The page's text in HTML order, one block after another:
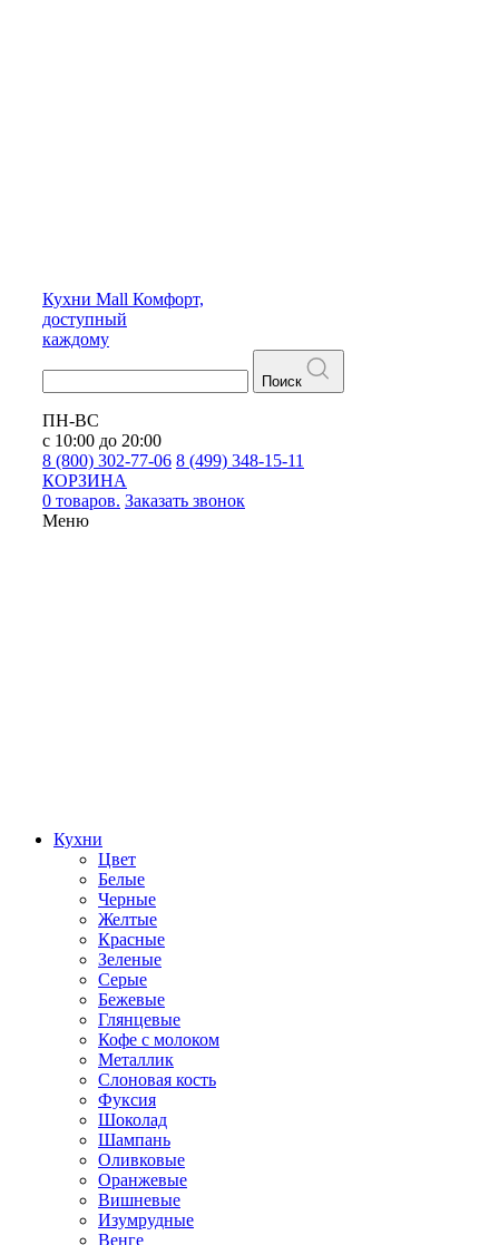
Кухни Mall Комфорт,
доступный
каждому
Поиск
ПН-ВС
с 10:00 до 20:00
8 (800) 302-77-06 8 (499) 348-15-11
КОРЗИНА
0 товаров. Заказать звонок
Меню
Кухни
Цвет
Белые
Черные
Желтые
Красные
Зеленые
Серые
Бежевые
Глянцевые
Кофе с молоком
Металлик
Слоновая кость
Фуксия
Шоколад
Шампань
Оливковые
Оранжевые
Вишневые
Изумрудные
Венге